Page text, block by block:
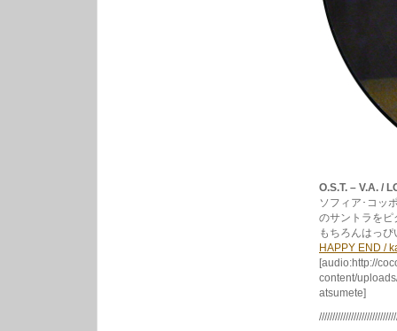
O.S.T. – V.A. /
ソフィア･コッ
のサントラをピ
もちろんはっ
HAPPY END /
[audio:http://
content/
atsumete]